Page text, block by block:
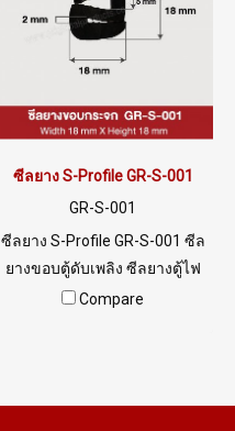
ซีลยาง S-Profile GR-S-001
GR-S-001
ซีลยาง S-Profile GR-S-001 ซีล
ยางขอบตู้ดับเพลิง ซีลยางตู้ไฟ
พร้อมส่ง Tel: 0 2489 5525 / 09
Compare